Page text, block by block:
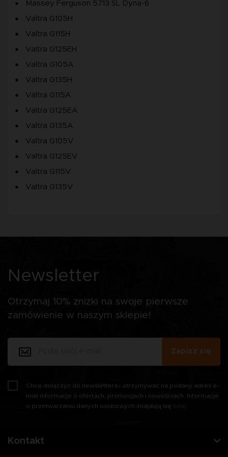
Massey Ferguson 5713 SL Dyna-6
Valtra G105H
Valtra G115H
Valtra G125EH
Valtra G105A
Valtra G135H
Valtra G115A
Valtra G125EA
Valtra G135A
Valtra G105V
Valtra G125EV
Valtra G115V
Valtra G135V
Kontakt
Newsletter
Otrzymaj 10% zniżki na swoje pierwsze
zamówienie w naszym sklepie!
Chcę dołączyć do newslettera i otrzymywać na podany adres e-
mail informacje o ofertach, promocjach i nowościach. Informacje
o przetwarzaniu danych osobowych znajdują się tutaj
Zapisz się